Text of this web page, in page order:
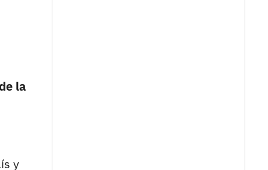
la
y